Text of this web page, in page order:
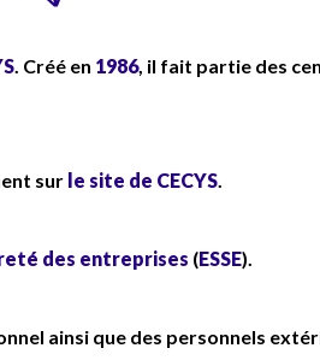
. Créé en 1986, il fait partie des
sur le site de CECYS.
des entreprises (ESSE).
ainsi que des personnels